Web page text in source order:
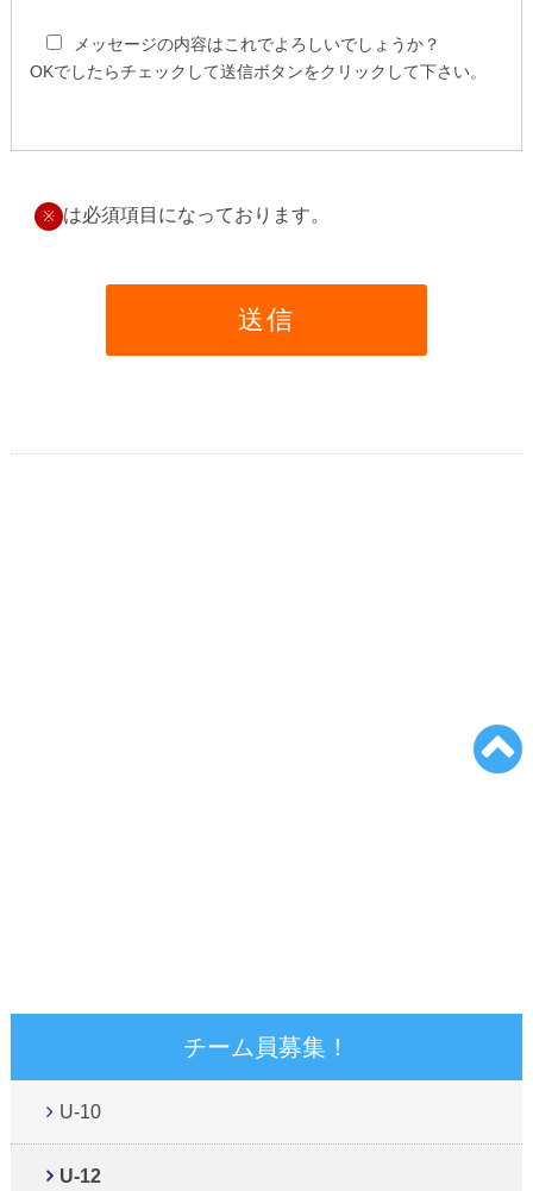
メッセージの内容はこれでよろしいでしょうか？
OKでしたらチェックして送信ボタンをクリックして下さい。
※ は必須項目になっております。
チーム員募集！
U-10
U-12